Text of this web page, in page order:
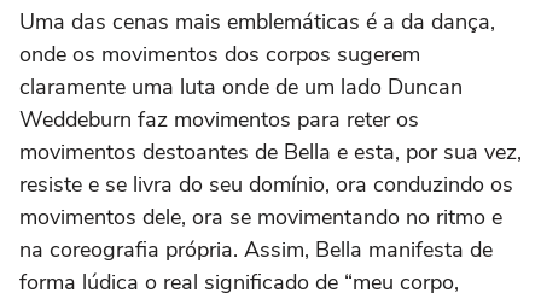
Uma das cenas mais emblemáticas é a da dança,
onde os movimentos dos corpos sugerem
claramente uma luta onde de um lado Duncan
Weddeburn faz movimentos para reter os
movimentos destoantes de Bella e esta, por sua vez,
resiste e se livra do seu domínio, ora conduzindo os
movimentos dele, ora se movimentando no ritmo e
na coreografia própria. Assim, Bella manifesta de
forma lúdica o real significado de “meu corpo,